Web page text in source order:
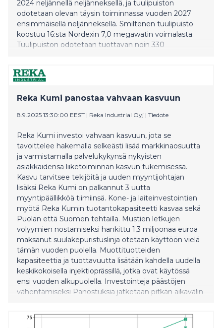
2024 neljännellä neljänneksellä, ja tuulipuiston
odotetaan olevan täysin toiminnassa vuoden 2027
ensimmäisellä neljänneksellä. Smiltenen tuulipuisto
koostuu 16:sta Nordexin 7,0 megawatin voimalasta.
Tuulipuiston odotetaan tuottavan noin 330
on kehittänyt latvialainen hankekehittäjä yhteistyössä
tuulipuiston kunnossapidosta 35-vuotisella
Reka Kumi panostaa vahvaan kasvuun
8.9.2025 13:30:00 EEST | Reka Industrial Oyj | Tiedote
Reka Kumi investoi vahvaan kasvuun, jota se
tavoittelee hakemalla selkeästi lisää markkinaosuutta
ja varmistamalla palvelukykynsä nykyisten
asiakkaidensa liiketoiminnan kasvun tukemisessa.
Kasvu tarvitsee tekijöitä ja uuden myyntijohtajan
lisäksi Reka Kumi on palkannut 3 uutta
myyntipäällikköä tiimiinsä. Kone- ja laiteinvestointien
myötä Reka Kumin tuotantokapasiteetti kasvaa sekä
Puolan että Suomen tehtailla. Mustien letkujen
volyymien nostamiseksi hankittu 1,3 miljoonaa euroa
maksanut suulakepuristuslinja otetaan käyttöön vielä
tämän vuoden puolella. Muottituotteiden
kapasiteettia ja tuottavuutta lisätään kahdella uudella
keskikokoisella injektioprässillä, jotka ovat käytössä
ensi vuoden alkupuolella. Investointeja päästöjen
vähentämiseksi Panostuksia jatketaan pitkän aikavälin
vähäpäästöisempään ja luonnonvaroja vähemmän
kuluttavaan tuotantoteknologiaan. Auran tehtaan